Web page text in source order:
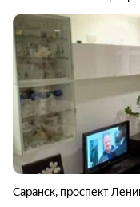
Саранск, проспект